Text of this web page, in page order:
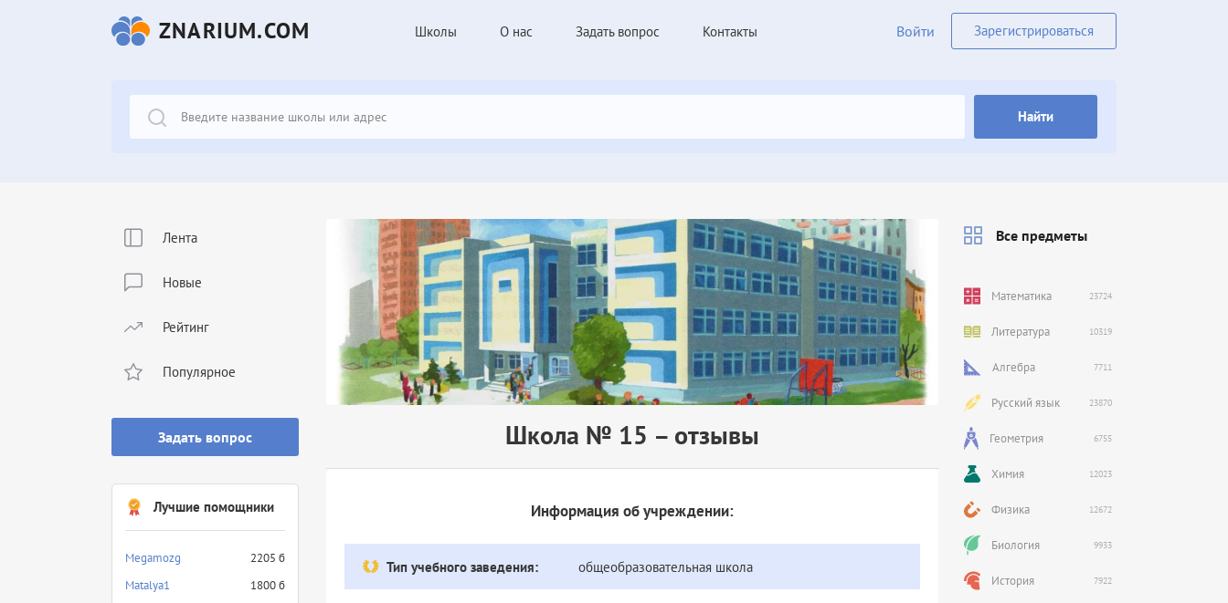
ZNARIUM.COM Школы О нас Задать вопрос Контакты Войти Зарегистрироваться
Найти
Лента
Новые
Рейтинг
Популярное
Задать вопрос
Лучшие помощники
Megamozg
2205 б
Matalya1
1800 б
Школа № 15 – отзывы
Информация об учреждении:
Тип учебного заведения: общеобразовательная школа
Все предметы
Математика 23724
Литература 10319
Алгебра 7711
Русский язык 23870
Геометрия 6755
Химия 12023
Физика 12672
Биология 9933
История 7922